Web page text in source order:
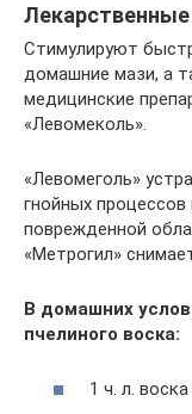
Стимулируют
домашние мази, а
медицинские
«Левомеколь».
«Левомеголь»
гнойных
поврежденной
«Метрогил»
В домашних
пчелиного воска:
1 ч. л.